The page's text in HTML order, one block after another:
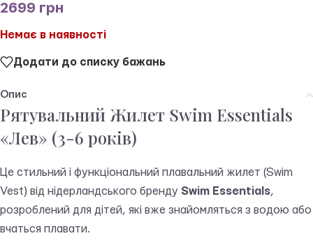
2699 грн
Немає в наявності
Додати до списку бажань
Опис
Рятувальний Жилет Swim Essentials
«Лев» (3-6 років)
Це стильний і функціональний плавальний жилет (Swim
Vest) від нідерландського бренду Swim Essentials,
розроблений для дітей, які вже знайомляться з водою або
вчаться плавати.